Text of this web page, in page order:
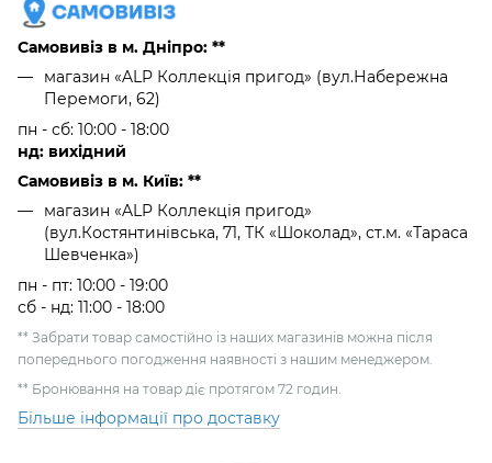
Самовивіз в м. Дніпро: **
магазин «ALP Коллекція пригод» (вул.Набережна
Перемоги, 62)
пн - сб: 10:00 - 18:00
нд: вихідний
Самовивіз в м. Київ: **
магазин «ALP Коллекція пригод»
(вул.Костянтинівська, 71, ТК «Шоколад», ст.м. «Тараса
Шевченка»)
пн - пт: 10:00 - 19:00
сб - нд: 11:00 - 18:00
** Забрати товар самостійно із наших магазинів можна після
попереднього погодження наявності з нашим менеджером.
** Бронювання на товар діє протягом 72 годин.
Більше інформації про доставку